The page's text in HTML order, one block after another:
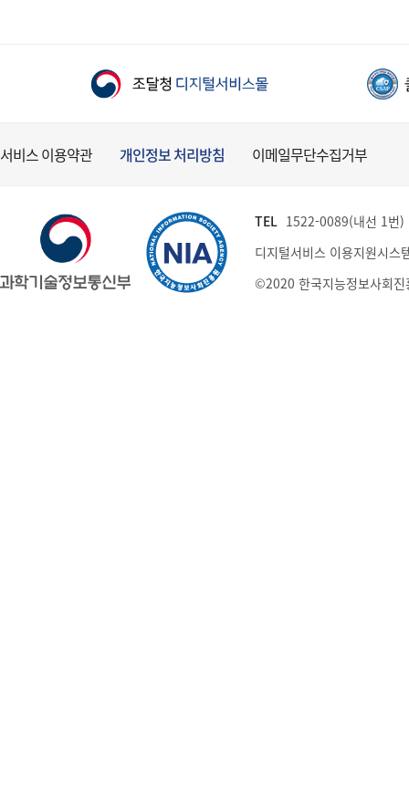
서비스 이용약관 개인정보 처리방침 이메일무단수집거부
TEL 1522-0089(내선 1번
디지털서비스 이용지원시스
©2020 한국지능정보사회진